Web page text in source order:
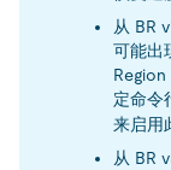
从 BR
可能出
定命令
来启用
从 BR